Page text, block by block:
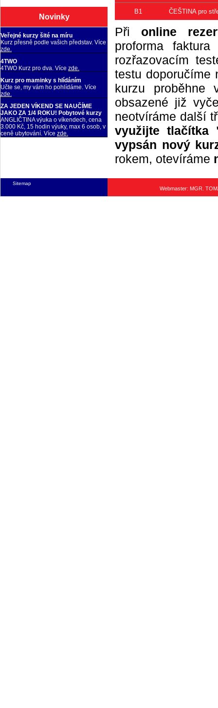
Novinky
Veřejné kurzy šité na míru
Kurz přesně podle vašich představ. Více
zde.
4TWO
4TWO Kurz pro dva. Více zde.
Kurz pro maminky s hlídáním
Učte se, my vám ho pohlídáme. Více
zde.
ZA JEDEN VÍKEND SE NAUČÍME
JAKO ZA 1/4 ROKU! Pobytové kurzy
ANGLIČTINA výuka o víkendech, cena
3.000 Kč, 15 hodin výuky, max 6 osob, v
ceně ubytování. Více zde.
B1 ČEŠTINA pro
Při online
proforma
rozřazovacím
testu doporučíme
kurzu proběhne
obsazené již
neotvíráme další
využijte tlačítka
vypsán nový
rokem, otevíráme
Webmaster: MGR.
Sitemap